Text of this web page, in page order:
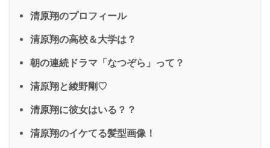
清原翔のプロフィール
清原翔の高校＆大学は？
朝の連続ドラマ「なつぞら」って？
清原翔と綾野剛♡
清原翔に彼女はいる？？
清原翔のイケてる髪型画像！